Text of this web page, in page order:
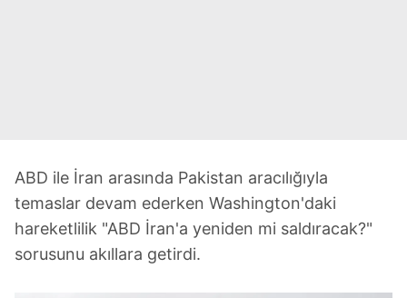
ABD ile İran arasında Pakistan aracılığıyla
temaslar devam ederken Washington'daki
hareketlilik "ABD İran'a yeniden mi saldıracak?"
sorusunu akıllara getirdi.